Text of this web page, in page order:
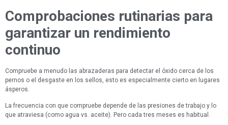
Comprobaciones rutinarias para
garantizar un rendimiento
continuo
Compruebe a menudo las abrazaderas para detectar el óxido cerca de los
pernos o el desgaste en los sellos, esto es especialmente cierto en lugares
ásperos.
La frecuencia con que compruebe depende de las presiones de trabajo y lo
que atraviesa (como agua vs. aceite). Pero cada tres meses es habitual.